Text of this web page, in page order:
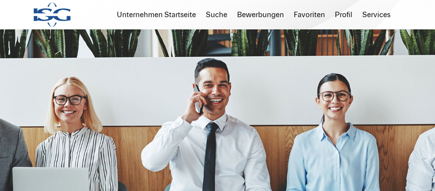
Unternehmen Startseite Suche Bewerbungen Favoriten Profil Services